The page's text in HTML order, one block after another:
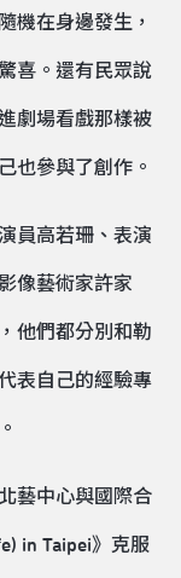
機在身邊發生，
喜。還有民眾說
劇場看戲那樣被
也參與了創作。
員高若珊、表演
像藝術家許家
他們都分別和勒
表自己的經驗專
藝中心與國際合
in Taipei》克服